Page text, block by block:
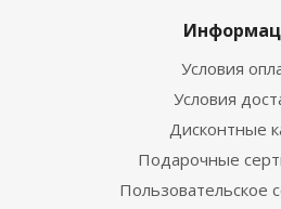
Условия
Условия
Дисконтные
Подарочные
Пользовательское